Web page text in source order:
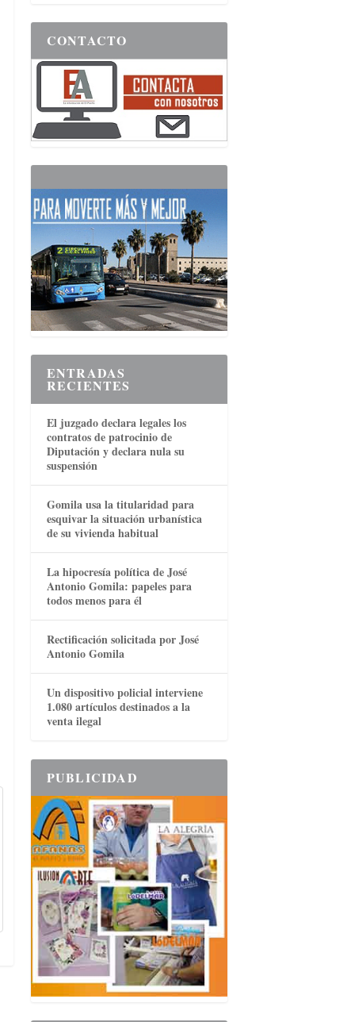
CONTACTO
ENTRADAS
RECIENTES
El juzgado declara legales los
contratos de patrocinio de
Diputación y declara nula su
suspensión
Gomila usa la titularidad para
esquivar la situación urbanística
de su vivienda habitual
La hipocresía política de José
Antonio Gomila: papeles para
todos menos para él
Rectificación solicitada por José
Antonio Gomila
Un dispositivo policial interviene
1.080 artículos destinados a la
venta ilegal
PUBLICIDAD